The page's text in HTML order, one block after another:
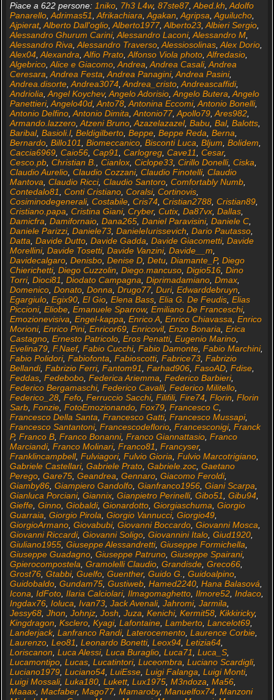
Piace a 622 persone: 1niko, 7h3 L4w, 87ste87, Abed.kh Adolfo
Panarello, Adrimas51 Afrikachiara Agakan Agripsa Aguilucho,
Ajpierat, Alberto Dall'oglio, Alberto1977, Alberto23, Albieri Sergio,
Alessandro Ghurum Carini, Alessandro Laconi, Alessandro M,
Alessandro Riva Alessandro Traverso, Alessiosolinas, Alex Dorio,
Alex04, Alexandra Alfio Prato, Alfonso Viola photo, Alfredasio,
Algebrico, Alice e Giacomo, Andrea Andrea Casali, Andrea
Ceresara Andrea Festa Andrea Panagini, Andrea Pasini,
Andrea.disorte, Andrea3074, Andrea_cristo, Andreascaffidi,
Andriolia Angel Koychev, Angelo Adorisio, Angelo Butera Angelo
Panettieri, Angelo40d, Anto78, Antonina Eccomi, Antonio Bonelli,
Antonio Delfino, Antonio Dimita Antonio77, Apollo79, Ares982,
Armando.lazzero, Atzeni Bruno, Azazelazazel, Babu, Bal, Balotts,
Baribal, Basioli.l, Beldigilberto, Beppe, Beppe Reda Berna
Bernardo, Billo101 Biomeccanico, Bisconti Luca Bljum Bolidem
Caccia6969, Caio56, Cap91 Carlogreg, Cave11 Cesar,
Cesco.pb, Christian B. Cianlox, Ciclope33, Cirillo Donelli, Ciska
Claudio Aurelio, Claudio Cozzani, Claudio Finotelli, Claudio
Mantova Claudio Ricci, Claudio Santoro, Comfortably Numb,
Contedalo81
Conti Cristiano, Coralsi, Cortinovis,
Cosiminodegenerali, Costabile, Cris74, Cristian2788, Cristian89,
Cristiano.papa Cristina Giani, Cryber, Cutix, Da87vx, Dallas,
Damicfra Damifornaio, Dana265, Daniel Paravisini, Daniele C,
Daniele Parizzi, Daniele73, DanieleIurissevich Dario Pautasso,
Datta Davide Dutto, Davide Gadda Davide Giacometti, Davide
Morellini, Davide Tosetti, Davide Vanzini, Davide__m
Davidecalgaro, Denisbo, Denise D, Detu, Diamante_P, Diego
Chierichetti, Diego Cuzzolin Diego.mancuso, Digio516, Dino
Torri, Dioci81 Diodato Campagna Diprimadamiano, Dmax,
Domenico, Donato, Donna Drugo77, Duri, Edwarddebruyn
Egargiulo, Egix90, El Gio, Elena Bass, Elia G. De Feudis, Elias
Piccioni, Eliobe, Emanuele Sparrow, Emiliano De Franceschi,
Emozionevisiva Engel-kappa Enrico A, Enrico Chiavassa Enrico
Morioni, Enrico Pini, Enricor69, Enricovil, Enzo Bonaria Erica
Castagno, Ernesto Patricolo, Eros Penatti, Eugenio Marino,
Evelina79, F.Naef, Fabio Cucchi, Fabio Damonte, Fabio Marchini,
Fabio Polidori, Fabiofonta Fabioscotti, Fabrice73, Fabrizio
Bellandi, Fabrizio Ferri, Fantom91 Farhad906, FasoAD, Fdise,
Feddas, Fedebobo, Federica Ariemma Federico Barbieri,
Federico Bergamaschi, Federico Cavalli, Federico Militello,
Federico_28, Fefo, Ferruccio Sacchi, Filifili, Fire74, Florin Florin
Sarb, Fonzie, FotoEmozionando, Fox79, Francesco C,
Francesco Della Santa Francesco Gatti, Francesco Mussapi,
Francesco Santantoni, Francescodeflorio, Francesconigi, Franck
P, Franco B, Franco Bonanni, Franco Giannattasio, Franco
Marciandi, Franco Molinari, Franco81 Francyser,
Franklincampbell, Fulviagori, Fulvio Gioria Fulvio Marcotrigiano,
Gabriele Castellari, Gabriele Prato, Gabriele.zoc, Gaetano
Perego, Gare75, Geandrea Gennaro, Giacomo Feroldi,
Giamby86, Giampiero Gandolfo, Gianfranco1956, Giani Scarpa
Gianluca Porciani, Giannix, Gianpietro Perinelli, Gibo51 Gibu94,
Gieffe, Ginno, Giobaldi, Gionardotto, Giorgiaschuma Giorgio
Guarraia Giorgio Pirola Giorgio Vannucci, Giorgio49,
GiorgioArmano, Giovabubi, Giovanni Boccardo, Giovanni Mosca
Giovanni Riccardi, Giovanni Soligo, Giovannini Italo, Giud1920,
Giuliano1955, Giuseppe Alessandretti, Giuseppe Formichella
Giuseppe Guadagno, Giuseppe Patruno, Giuseppe Spairani,
Gpierocompostela Gramolelli Claudio, Grandisde, Greco66,
Grost76, Gtabbi, Guelfo, Guenther, Guido G. Guidoalpino,
Guidobaldo, Gundam75, Gustiweb, Hamed2240, Hana Balasová
Icona IdFoto, Ilaria Calciolari, Ilmagomaghetto, Ilmore52, Indaco,
Ingdax76, Ioluca Ivan73, Jack Avenali, Jahromi, Jarmila
Jessy68, Jhon Johnjz, Josh Juza Kenichi, Kermit58, Kikkiricky,
Kingdragon Ksclero, Kyagi, Lafontaine, Lamberto, Lancelot69,
Landerjack, Lanfranco Randi, Laterocemento, Laurence Corbie,
Laurenzo, Leo81 Leonardo Bonetti, Leox94, Letizia64,
Loriscanon Luca Alessi, Luca Buraglio, Luca71 Luca_S,
Lucamontipo, Lucas, Lucatintori, Luceombra Luciano Scardigli,
Luciano1979, Luciano54, LuiEsse, Luigi Falanga Luigi Monti,
Luigi Mossali, Luka180, Lukett, Lux1975, M3ndoza Ma56,
Maaax, Macfaber, Mago77, Mamaroby, Manuelfox74, Manzoni